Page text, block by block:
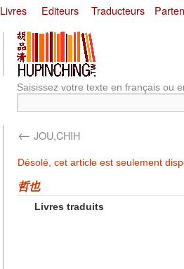
Livres Editeurs Traducteurs
Saisissez votre texte en français ou
← JOU,CHIH
Désolé, cet article est seulement
哲也
Livres traduits